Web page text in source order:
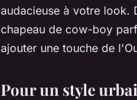
audacieuse à votre look.
chapeau de cow-boy
ajouter une touche de
Pour un style